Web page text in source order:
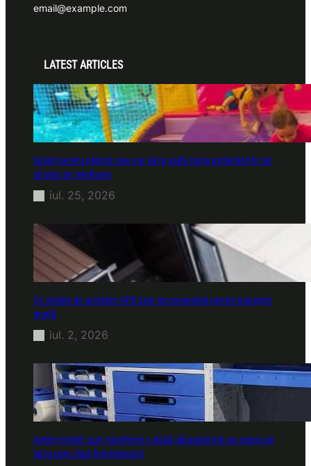
email@example.com
LATEST ARTICLES
Soluții pentru părinții care vor să își vadă copiii explorând în loc
să stea pe telefoane
iul. 25, 2026
Ce soluție de urmărire GPS este recomandată pentru transport
marfă
iul. 2, 2026
Atelier mobil: cum transformi o dubă obișnuită într-un spațiu de
lucru care chiar funcționează